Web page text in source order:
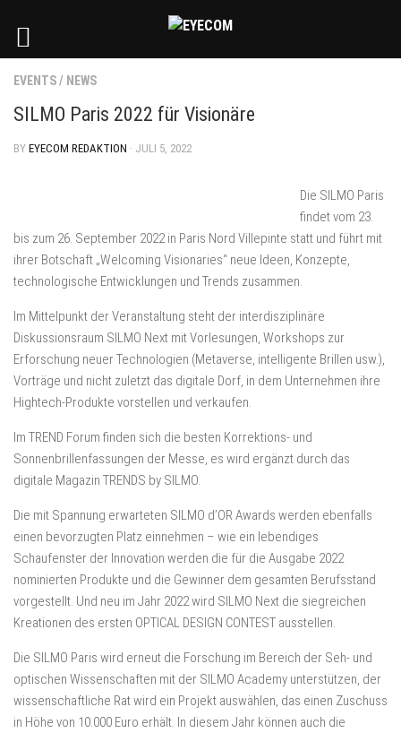
EVENTS/ NEWS
SILMO Paris 2022 für Visionäre
BY EYECOM REDAKTION · JULI 5, 2022
Die SILMO Paris
findet vom 23.
bis zum 26. September 2022 in Paris Nord Villepinte statt und führt mit
ihrer Botschaft „Welcoming Visionaries“ neue Ideen, Konzepte,
technologische Entwicklungen und Trends zusammen.
Im Mittelpunkt der Veranstaltung steht der interdisziplinäre
Diskussionsraum SILMO Next mit Vorlesungen, Workshops zur
Erforschung neuer Technologien (Metaverse, intelligente Brillen usw.),
Vorträge und nicht zuletzt das digitale Dorf, in dem Unternehmen ihre
Hightech-Produkte vorstellen und verkaufen.
Im TREND Forum finden sich die besten Korrektions- und
Sonnenbrillenfassungen der Messe, es wird ergänzt durch das
digitale Magazin TRENDS by SILMO.
Die mit Spannung erwarteten SILMO d’OR Awards werden ebenfalls
einen bevorzugten Platz einnehmen – wie ein lebendiges
Schaufenster der Innovation werden die für die Ausgabe 2022
nominierten Produkte und die Gewinner dem gesamten Berufsstand
vorgestellt. Und neu im Jahr 2022 wird SILMO Next die siegreichen
Kreationen des ersten OPTICAL DESIGN CONTEST ausstellen.
Die SILMO Paris wird erneut die Forschung im Bereich der Seh- und
optischen Wissenschaften mit der SILMO Academy unterstützen, der
wissenschaftliche Rat wird ein Projekt auswählen, das einen Zuschuss
in Höhe von 10.000 Euro erhält. In diesem Jahr können auch die